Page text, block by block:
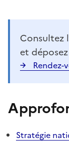
Consultez
et
Rendez-
Stratégie